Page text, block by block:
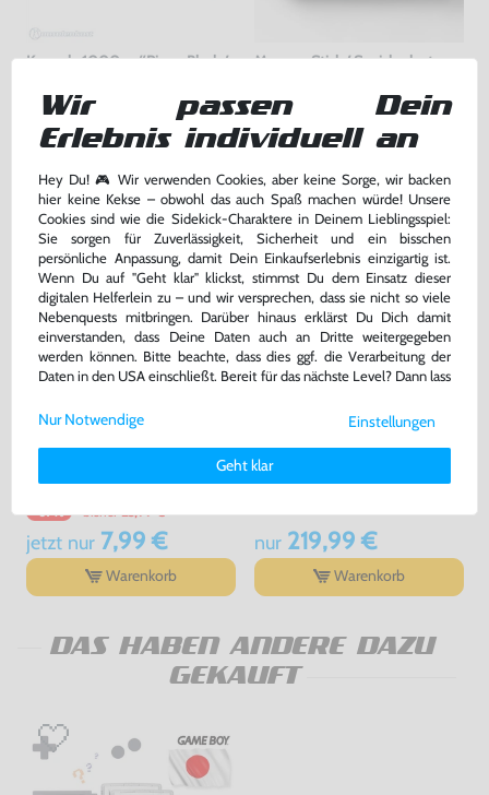
Konsole 1000er #Piano Black /
gebraucht
nur169,99 €
Warenkorb
Memory Stick / Speicherkarte
[Sony]
gebraucht
nur7,99 €
Warenkorb
Original USB Ladekabel Adapter
gebraucht
jetzt nur7,99 €
Warenkorb
Konsole Slim & Lite 3000er
#Piano Black / schwarz +
Netzteil
gebraucht
nur219,99 €
Warenkorb
DAS HABEN ANDERE DAZU
GEKAUFT
Wir passen Dein
Erlebnis individuell an
Hey Du! 🎮 Wir verwenden Cookies, aber keine Sorge, wir backen
hier keine Kekse – obwohl das auch Spaß machen würde! Unsere
Cookies sind wie die Sidekick-Charaktere in Deinem Lieblingsspiel:
Sie sorgen für Zuverlässigkeit, Sicherheit und ein bisschen
persönliche Anpassung, damit Dein Einkaufserlebnis einzigartig ist.
Wenn Du auf "Geht klar" klickst, stimmst Du dem Einsatz dieser
digitalen Helferlein zu – und wir versprechen, dass sie nicht so viele
Nebenquests mitbringen. Darüber hinaus erklärst Du Dich damit
einverstanden, dass Deine Daten auch an Dritte weitergegeben
werden können. Bitte beachte, dass dies ggf. die Verarbeitung der
Daten in den USA einschließt. Bereit für das nächste Level? Dann lass
Weitere Informationen zu den von uns verwendeten Cookies und
Deinen Rechten als Nutzer findest Du in unsererDaten­schutz­
Impressum.
Einstellungen
Geht klar
Nur Notwendige